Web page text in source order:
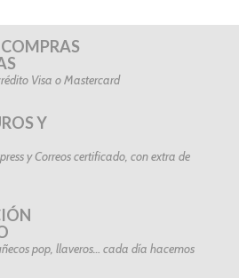
Visa o Mastercard
Y
y Correos certificado, con extra de
pop, llaveros… cada día hacemos